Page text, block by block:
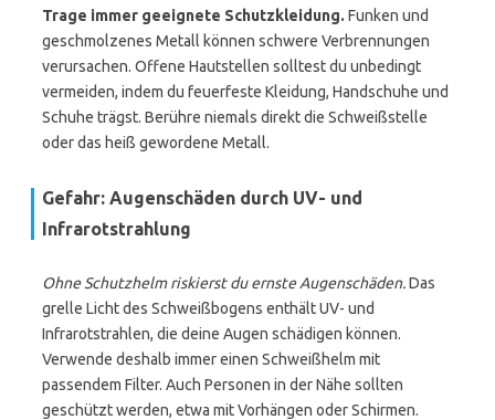
Trage immer geeignete Schutzkleidung. Funken und
geschmolzenes Metall können schwere Verbrennungen
verursachen. Offene Hautstellen solltest du unbedingt
vermeiden, indem du feuerfeste Kleidung, Handschuhe und
Schuhe trägst. Berühre niemals direkt die Schweißstelle
oder das heiß gewordene Metall.
Gefahr: Augenschäden durch UV- und
Infrarotstrahlung
Ohne Schutzhelm riskierst du ernste Augenschäden.Das
grelle Licht des Schweißbogens enthält UV- und
Infrarotstrahlen, die deine Augen schädigen können.
Verwende deshalb immer einen Schweißhelm mit
passendem Filter. Auch Personen in der Nähe sollten
geschützt werden, etwa mit Vorhängen oder Schirmen.